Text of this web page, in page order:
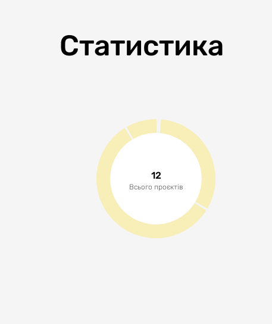
доступними послугами. Громада різноманітного дозвілля,
В Стратегії визначено 4 Стратегічні цілі розвитку
Статистика
12
Всього проєктів